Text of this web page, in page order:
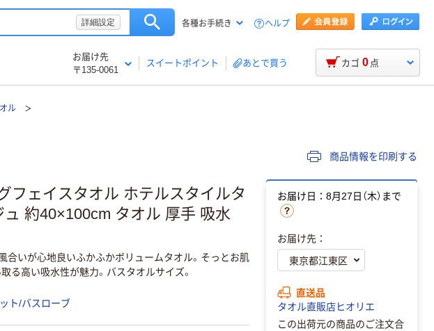
詳細設定 各種お手続き ヘルプ
お届け先
〒135-0061
スイートポイント あとで買う カゴ 0 点
ル
商品情報を印刷する
フェイスタオル ホテルスタイルタ
約40×100cm タオル 厚手 吸水
合いが心地良いふかふかボリュームタオル。そっとお肌
る高い吸水性が魅力。バスタオルサイズ。
ト/バスローブ
お届け日：8月27日（木）まで
お届け先：
直送品
タオル直販店ヒオリエ
この出荷元の商品のご注文合